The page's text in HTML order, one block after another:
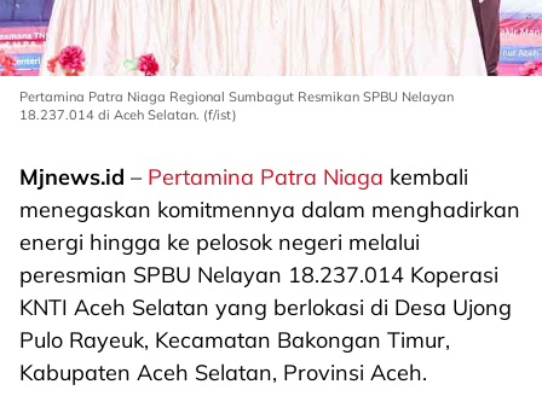
Pertamina Patra Niaga Regional Sumbagut Resmikan SPBU Nelayan
18.237.014 di Aceh Selatan. (f/ist)
Mjnews.id – Pertamina Patra Niaga kembali
menegaskan komitmennya dalam menghadirkan
energi hingga ke pelosok negeri melalui
peresmian SPBU Nelayan 18.237.014 Koperasi
KNTI Aceh Selatan yang berlokasi di Desa Ujong
Pulo Rayeuk, Kecamatan Bakongan Timur,
Kabupaten Aceh Selatan, Provinsi Aceh.